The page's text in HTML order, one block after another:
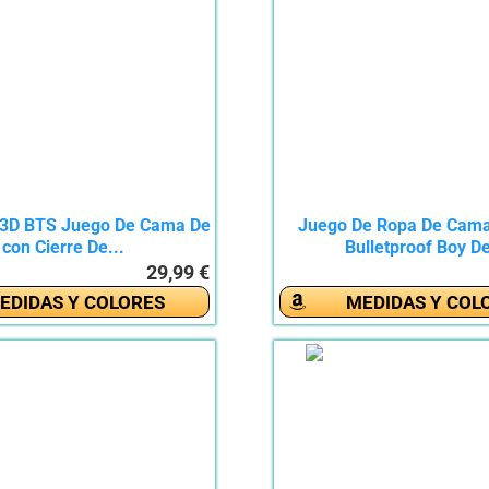
BTS Juego De Cama De
con Cierre De...
29,99 €
Y COLORES
Juego De Ropa De
Bulletproof Boy
MEDIDAS Y